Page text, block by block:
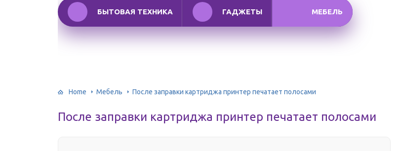
БЫТОВАЯ ТЕХНИКА ГАДЖЕТЫ МЕБЕЛЬ
Home Мебель После заправки картриджа принтер печатает полосами
После заправки картриджа принтер печатает полосами